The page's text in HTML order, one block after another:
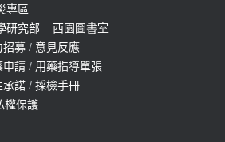
流感及新冠疫苗】門診
專區
研究部
西園圖書室
招募 / 意見反應
申請 / 用藥指導單張
承諾 / 採檢手冊
權保護